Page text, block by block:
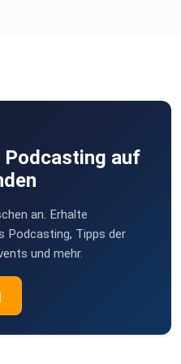
von uns erzählt! Du
Podcasting auf
an. Erhalte
Podcasting, Tipps der
und mehr.